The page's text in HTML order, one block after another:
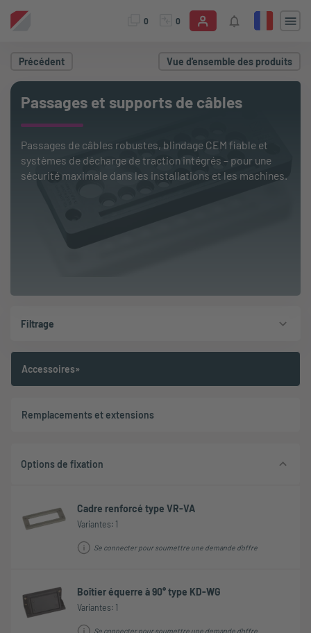
0 0
Précédent Vue d'ensemble des produits
Passages et supports de câbles
Passages de câbles robustes, blindage CEM fiable et
systèmes de décharge de traction intégrés – pour une
sécurité maximale dans les installations et les machines.
Filtrage
Accessoires»
Remplacements et extensions
Options de fixation
Cadre renforcé type VR-VA
Variantes: 1
Se connecter pour soumettre une demande d'offre
Boîtier équerre à 90° type KD-WG
Variantes: 1
Se connecter pour soumettre une demande d'offre